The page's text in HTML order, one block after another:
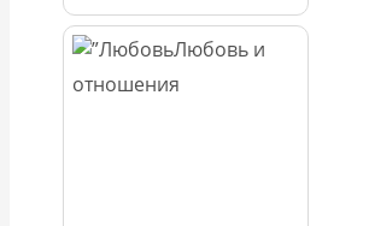
Любовь и
отношения